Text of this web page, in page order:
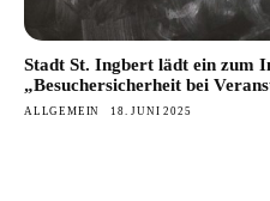
Stadt St. Ingbert lädt ein zum
„Besuchersicherheit bei
ALLGEMEIN 18. JUNI 2025